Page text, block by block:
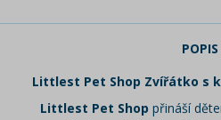
POPIS
Littlest Pet Shop Zvířátko s
Littlest Pet Shop přináší